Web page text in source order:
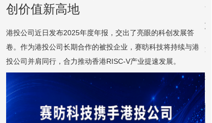
公司
创价值新高地
港投公司近日发布2025年度年报，交出了亮眼的科创发展答
卷。作为港投公司长期合作的被投企业，赛昉科技将持续与港
投公司并肩同行，合力推动香港RISC-V产业提速发展。